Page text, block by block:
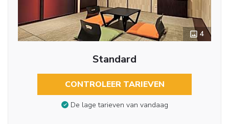
4
Standard
CONTROLEER TARIEVEN
De lage tarieven van vandaag